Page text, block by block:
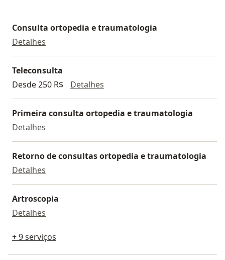
Consulta ortopedia e traumatologia
Detalhes
Teleconsulta
Desde 250 R$
Detalhes
Primeira consulta ortopedia e traumatologia
Detalhes
Retorno de consultas ortopedia e traumatologia
Detalhes
Artroscopia
Detalhes
+ 9 serviços